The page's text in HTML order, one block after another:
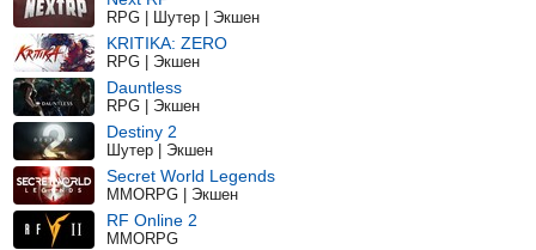
RPG | Шутер | Экшен
KRITIKA: ZERO
RPG | Экшен
Dauntless
RPG | Экшен
Destiny 2
Шутер | Экшен
Secret World Legends
MMORPG | Экшен
RF Online 2
MMORPG